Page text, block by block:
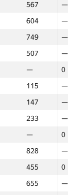
567
—
604
—
749
—
507
—
—
0
115
—
147
—
233
—
—
0
828
—
455
0
655
—
567
—
604
—
749
—
507
—
—
0
115
—
147
—
233
—
—
0
828
—
455
0
655
—